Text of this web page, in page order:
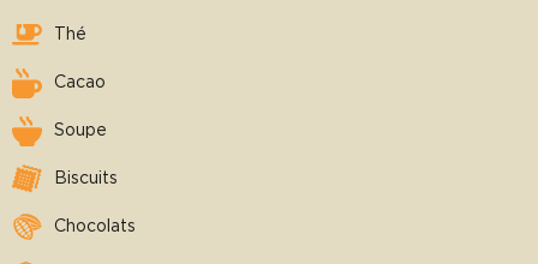
Thé
Cacao
Soupe
Biscuits
Chocolats